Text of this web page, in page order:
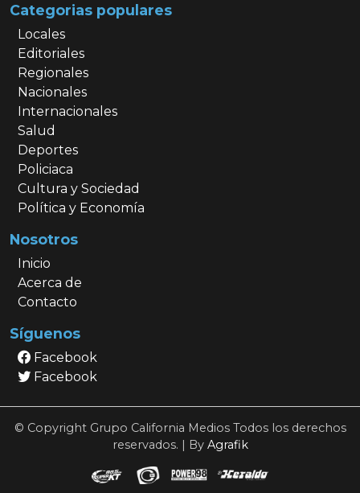
Categorias populares
Locales
Editoriales
Regionales
Nacionales
Internacionales
Salud
Deportes
Policiaca
Cultura y Sociedad
Política y Economía
Nosotros
Inicio
Acerca de
Contacto
Síguenos
Facebook
Facebook
© Copyright Grupo California Medios Todos los derechos
reservados. | By Agrafik